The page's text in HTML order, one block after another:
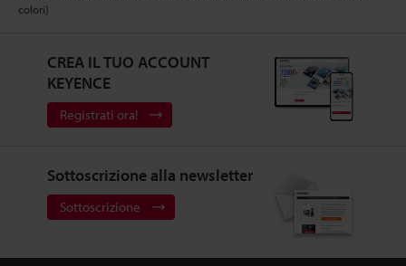
colori)
CREA IL TUO ACCOUNT
KEYENCE
Registrati ora!
Sottoscrizione alla newsletter
Sottoscrizione